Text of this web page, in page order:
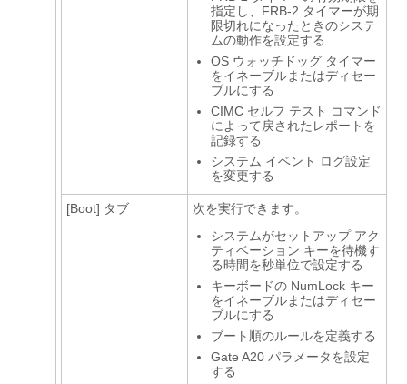
指定し、FRB-2 タイマーが期
限切れになったときのシステ
ムの動作を設定する
OS ウォッチドッグ タイマー
をイネーブルまたはディセー
ブルにする
CIMC セルフ テスト コマンド
によって戻されたレポートを
記録する
システム イベント ログ設定
を変更する
[Boot] タブ
次を実行できます。
システムがセットアップ アク
ティベーション キーを待機す
る時間を秒単位で設定する
キーボードの NumLock キー
をイネーブルまたはディセー
ブルにする
ブート順のルールを定義する
Gate A20 パラメータを設定
する